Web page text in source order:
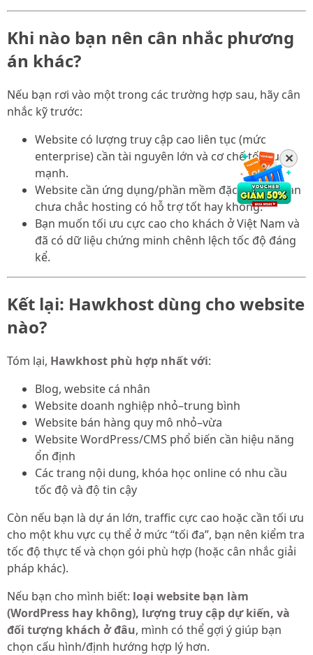
Khi nào bạn nên cân nhắc phương
án khác?
Nếu bạn rơi vào một trong các trường hợp sau, hãy cân
nhắc kỹ trước:
Website có lượng truy cập cao liên tục (mức
enterprise) cần tài nguyên lớn và cơ chế tối ưu
mạnh.
Website cần ứng dụng/phần mềm đặc thù mà bạn
chưa chắc hosting có hỗ trợ tốt hay không.
Bạn muốn tối ưu cực cao cho khách ở Việt Nam và
đã có dữ liệu chứng minh chênh lệch tốc độ đáng
kể.
Kết lại: Hawkhost dùng cho website
nào?
Tóm lại, Hawkhost phù hợp nhất với:
Blog, website cá nhân
Website doanh nghiệp nhỏ–trung bình
Website bán hàng quy mô nhỏ–vừa
Website WordPress/CMS phổ biến cần hiệu năng
ổn định
Các trang nội dung, khóa học online có nhu cầu
tốc độ và độ tin cậy
Còn nếu bạn là dự án lớn, traffic cực cao hoặc cần tối ưu
cho một khu vực cụ thể ở mức “tối đa”, bạn nên kiểm tra
tốc độ thực tế và chọn gói phù hợp (hoặc cân nhắc giải
pháp khác).
Nếu bạn cho mình biết: loại website bạn làm
(WordPress hay không), lượng truy cập dự kiến, và
đối tượng khách ở đâu, mình có thể gợi ý giúp bạn
chọn cấu hình/định hướng hợp lý hơn.
✕